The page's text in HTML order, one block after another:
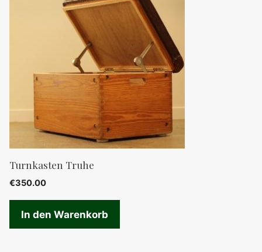
Turnkasten Truhe
€350.00
In den Warenkorb